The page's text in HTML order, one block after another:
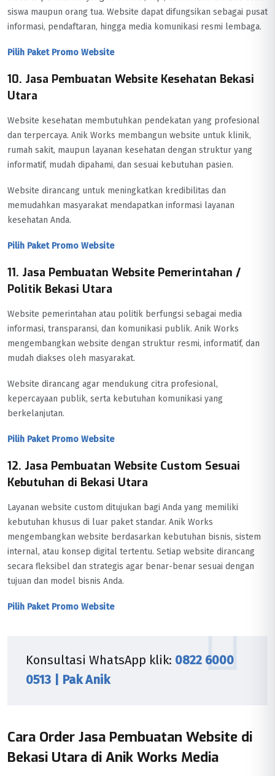
siswa maupun orang tua. Website dapat difungsikan sebagai pusat
informasi, pendaftaran, hingga media komunikasi resmi lembaga.
Pilih Paket Promo Website
10. Jasa Pembuatan Website Kesehatan Bekasi
Utara
Website kesehatan membutuhkan pendekatan yang profesional
dan terpercaya. Anik Works membangun website untuk klinik,
rumah sakit, maupun layanan kesehatan dengan struktur yang
informatif, mudah dipahami, dan sesuai kebutuhan pasien.
Website dirancang untuk meningkatkan kredibilitas dan
memudahkan masyarakat mendapatkan informasi layanan
kesehatan Anda.
Pilih Paket Promo Website
11. Jasa Pembuatan Website Pemerintahan /
Politik Bekasi Utara
Website pemerintahan atau politik berfungsi sebagai media
informasi, transparansi, dan komunikasi publik. Anik Works
mengembangkan website dengan struktur resmi, informatif, dan
mudah diakses oleh masyarakat.
Website dirancang agar mendukung citra profesional,
kepercayaan publik, serta kebutuhan komunikasi yang
berkelanjutan.
Pilih Paket Promo Website
12. Jasa Pembuatan Website Custom Sesuai
Kebutuhan di Bekasi Utara
Layanan website custom ditujukan bagi Anda yang memiliki
kebutuhan khusus di luar paket standar. Anik Works
mengembangkan website berdasarkan kebutuhan bisnis, sistem
internal, atau konsep digital tertentu. Setiap website dirancang
secara fleksibel dan strategis agar benar-benar sesuai dengan
tujuan dan model bisnis Anda.
Pilih Paket Promo Website
Konsultasi WhatsApp klik: 0822 6000
0513 | Pak Anik
Cara Order Jasa Pembuatan Website di
Bekasi Utara di Anik Works Media